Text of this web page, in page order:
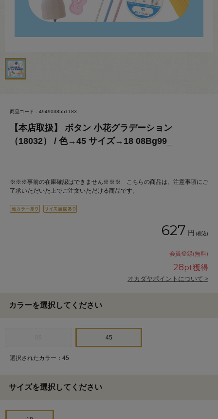
商品コード：4949038551183
【本店取扱】 ボタン 小花グラデーション
（18032） / 色→45 サイズ→18 08Bg99_
※※※事前の在庫確認はできません※※※ こちらの商品は、注意事項にご
了承いただいた上でご注文いただける商品です。
627 円 (税込)
会員登録(無料)
28pt獲得
オカダヤポイントについて >
カラーを選択してください
45
選択されたカラー：45
サイズを選択してください